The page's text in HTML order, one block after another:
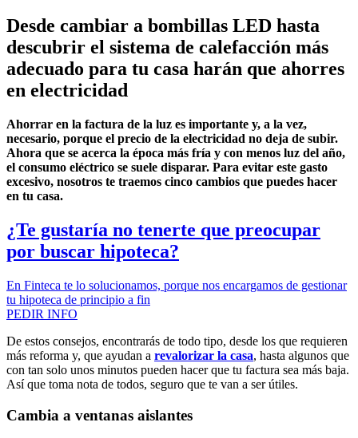
Desde cambiar a bombillas LED hasta
descubrir el sistema de calefacción más
adecuado para tu casa harán que ahorres
en electricidad
Ahorrar en la factura de la luz es importante y, a la vez,
necesario, porque el precio de la electricidad no deja de subir.
Ahora que se acerca la época más fría y con menos luz del año,
el consumo eléctrico se suele disparar. Para evitar este gasto
excesivo, nosotros te traemos cinco cambios que puedes hacer
en tu casa.
¿Te gustaría no tenerte que preocupar
por buscar hipoteca?
En Finteca te lo solucionamos, porque nos encargamos de gestionar
tu hipoteca de principio a fin
PEDIR INFO
De estos consejos, encontrarás de todo tipo, desde los que requieren
más reforma y, que ayudan a revalorizar la casa, hasta algunos que
con tan solo unos minutos pueden hacer que tu factura sea más baja.
Así que toma nota de todos, seguro que te van a ser útiles.
Cambia a ventanas aislantes